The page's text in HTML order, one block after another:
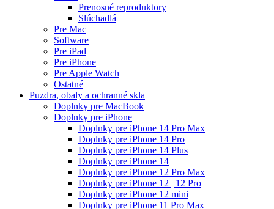
Prenosné reproduktory
Slúchadlá
Pre Mac
Software
Pre iPad
Pre iPhone
Pre Apple Watch
Ostatné
Puzdra, obaly a ochranné skla
Doplnky pre MacBook
Doplnky pre iPhone
Doplnky pre iPhone 14 Pro Max
Doplnky pre iPhone 14 Pro
Doplnky pre iPhone 14 Plus
Doplnky pre iPhone 14
Doplnky pre iPhone 12 Pro Max
Doplnky pre iPhone 12 | 12 Pro
Doplnky pre iPhone 12 mini
Doplnky pre iPhone 11 Pro Max